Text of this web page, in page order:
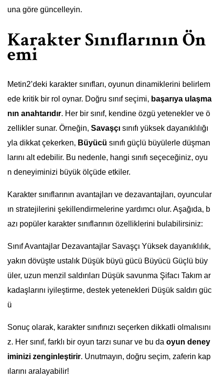
una göre güncelleyin.
Karakter Sınıflarının Ön
emi
Metin2’deki karakter sınıfları, oyunun dinamiklerini belirlem
ede kritik bir rol oynar. Doğru sınıf seçimi, başarıya ulaşma
nın anahtarıdır. Her bir sınıf, kendine özgü yetenekler ve ö
zellikler sunar. Örneğin, Savaşçı sınıfı yüksek dayanıklılığı
yla dikkat çekerken, Büyücü sınıfı güçlü büyülerle düşman
larını alt edebilir. Bu nedenle, hangi sınıfı seçeceğiniz, oyu
n deneyiminizi büyük ölçüde etkiler.
Karakter sınıflarının avantajları ve dezavantajları, oyuncular
ın stratejilerini şekillendirmelerine yardımcı olur. Aşağıda, b
azı popüler karakter sınıflarının özelliklerini bulabilirsiniz:
Sınıf Avantajlar Dezavantajlar Savaşçı Yüksek dayanıklılık,
yakın dövüşte ustalık Düşük büyü gücü Büyücü Güçlü büy
üler, uzun menzil saldırıları Düşük savunma Şifacı Takım ar
kadaşlarını iyileştirme, destek yetenekleri Düşük saldırı güc
ü
Sonuç olarak, karakter sınıfınızı seçerken dikkatli olmalısını
z. Her sınıf, farklı bir oyun tarzı sunar ve bu da oyun deney
iminizi zenginleştirir. Unutmayın, doğru seçim, zaferin kap
ılarını aralayabilir!